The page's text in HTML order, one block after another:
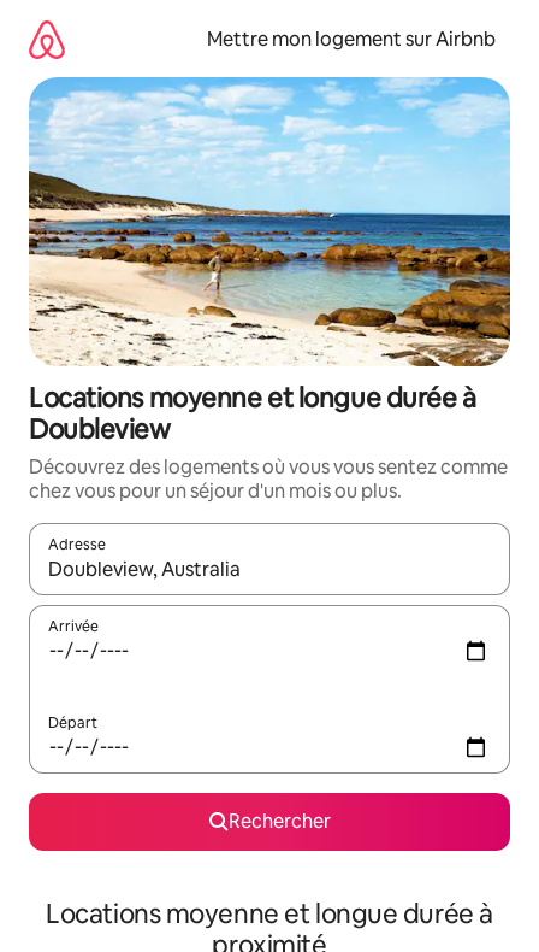
directement
contenu
Mettre mon logement sur Airbnb
Locations moyenne et longue durée à
Doubleview
Découvrez des logements où vous vous sentez comme
chez vous pour un séjour d'un mois ou plus.
Adresse
Lorsque les résultats s'affichent, utilisez les flèches vers le
Arrivée
Départ
Rechercher
Locations moyenne et longue durée à